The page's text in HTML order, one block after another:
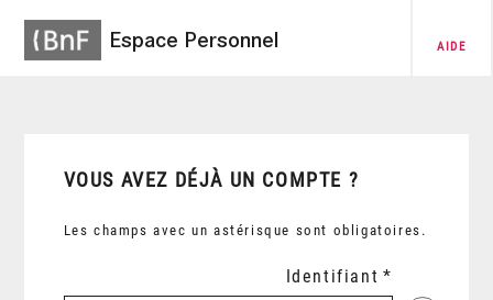
Espace Personnel AIDE
VOUS AVEZ DÉJÀ UN COMPTE ?
Les champs avec un astérisque sont obligatoires.
Identifiant